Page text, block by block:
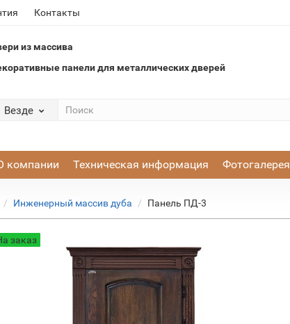
Контакты
из массива
панели для металлических дверей
Везде
компании Техническая информация Фотогалерея
Инженерный массив дуба Панель ПД-3
заказ